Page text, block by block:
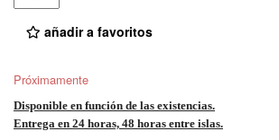
añadir a favoritos
Próximamente
Disponible en función de las existencias.
Entrega en 24 horas, 48 horas entre islas.